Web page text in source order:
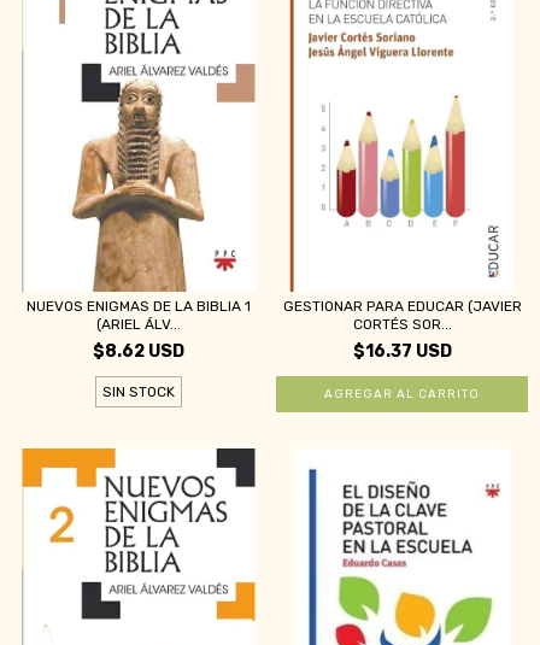
NUEVOS ENIGMAS DE LA BIBLIA 1
(ARIEL ÁLV...
$8.62 USD
SIN STOCK
GESTIONAR PARA EDUCAR (JAVIER
CORTÉS SOR...
$16.37 USD